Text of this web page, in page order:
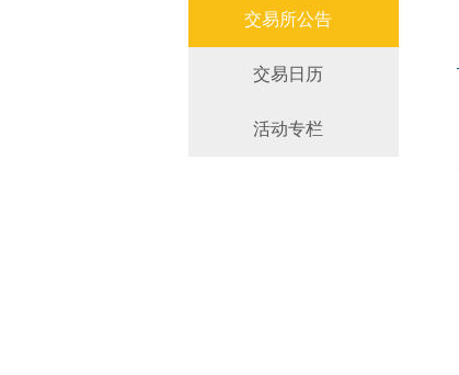
交易所公告
交易日历
活动专栏